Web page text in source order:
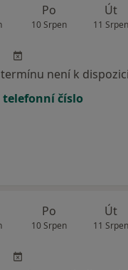
Po
10 Srpen
Út
11 Srpen
není k dispozici
číslo
Po
10 Srpen
Út
11 Srpen